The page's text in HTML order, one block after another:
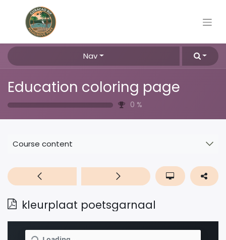
Nav
Education coloring page
0 %
Course content
kleurplaat poetsgarnaal